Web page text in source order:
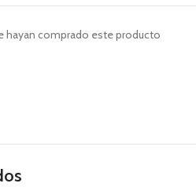
hayan comprado este producto